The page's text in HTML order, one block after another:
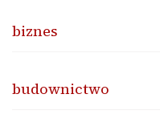
biznes
budownictwo